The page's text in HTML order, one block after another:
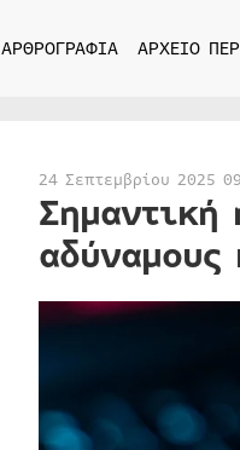
ΑΡΘΡΟΓΡΑΦΙΑ ΑΡΧΕΙΟ
24 Σεπτεμβρίου 2025